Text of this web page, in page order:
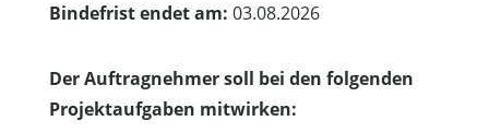
Bindefrist endet am: 03.08.2026
Der Auftragnehmer soll bei den folgenden
Projektaufgaben mitwirken: